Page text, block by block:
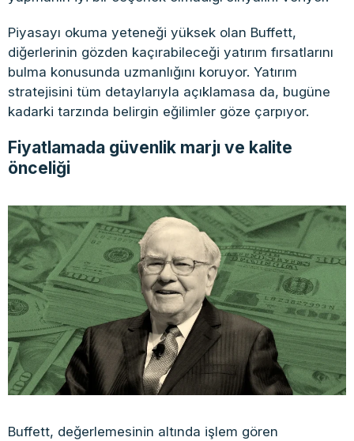
Piyasayı okuma yeteneği yüksek olan Buffett,
diğerlerinin gözden kaçırabileceği yatırım fırsatlarını
bulma konusunda uzmanlığını koruyor. Yatırım
stratejisini tüm detaylarıyla açıklamasa da, bugüne
kadarki tarzında belirgin eğilimler göze çarpıyor.
Fiyatlamada güvenlik marjı ve kalite
önceliği
Buffett, değerlemesinin altında işlem gören